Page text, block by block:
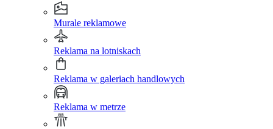
Murale reklamowe
Reklama na lotniskach
Reklama w galeriach handlowych
Reklama w metrze